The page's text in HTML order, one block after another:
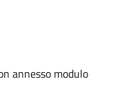
annesso modulo